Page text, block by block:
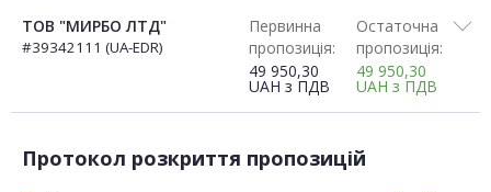
ТОВ "МИРБО ЛТД"
#39342111 (UA-EDR)
Первинна
пропозиція:
49 950,30
UAH з ПДВ
Остаточна
пропозиція:
49 950,30
UAH з ПДВ
Протокол розкриття пропозицій